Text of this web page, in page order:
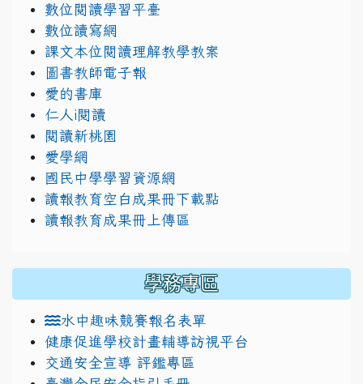
數位閱讀學習平臺
數位讀寫網
課文本位閱讀理解教學教案
圖書教師電子報
愛的書庫
仁人i閱讀
閱讀新桃園
愛學網
國民中學學習資源網
讀報教育空白成果冊下載點
讀報教育成果冊上傳區
學務專區
水中趣味競賽報名表單
健康促進學校計畫輔導訪視平台
交通安全宣導 評鑑專區